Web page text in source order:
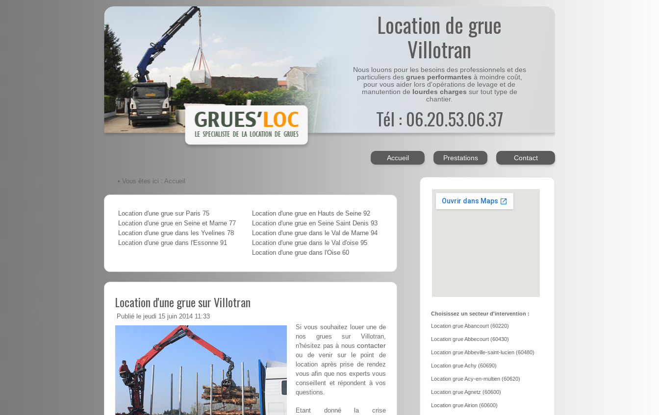
Location de grue
Villotran
Nous louons pour les besoins des professionnels et des
particuliers des grues performantes à moindre coût,
pour vous aider lors d'opérations de levage et de
manutention de lourdes charges sur tout type de
chantier.
Tél : 06.20.53.06.37
Accueil Prestations Contact
• Vous êtes ici : Accueil
Location d'une grue sur Paris 75
Location d'une grue en Seine et Marne 77
Location d'une grue dans les Yvelines 78
Location d'une grue dans l'Essonne 91
Location d'une grue en Hauts de Seine 92
Location d'une grue en Seine Saint Denis 93
Location d'une grue dans le Val de Marne 94
Location d'une grue dans le Val d'oise 95
Location d'une grue dans l'Oise 60
Location d'une grue sur Villotran
Publié le jeudi 15 juin 2014 11:33
Si vous souhaitez louer une de
nos grues sur Villotran,
n'hésitez pas à nous contacter
ou de venir sur le point de
location après prise de rendez
vous afin que nos experts vous
conseillent et répondent à vos
questions.
Etant donné la crise
Choisissez un secteur d'intervention :
Location grue Abancourt (60220)
Location grue Abbecourt (60430)
Location grue Abbeville-saint-lucien (60480)
Location grue Achy (60690)
Location grue Acy-en-multien (60620)
Location grue Agnetz (60600)
Location grue Airion (60600)